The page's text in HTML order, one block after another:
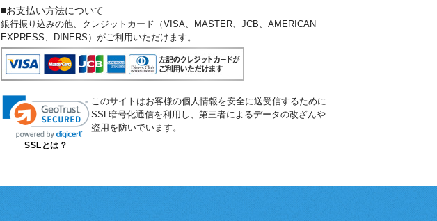
■お支払い方法について
銀行振り込みの他、クレジットカード（VISA、MASTER、JCB、AMERICAN
EXPRESS、DINERS）がご利用いただけます。
SSLとは？
このサイトはお客様の個人情報を安全に送受信するために
SSL暗号化通信を利用し、第三者によるデータの改ざんや
盗用を防いでいます。